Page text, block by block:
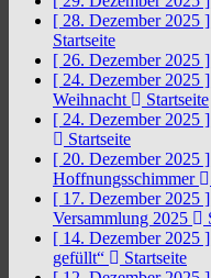
[ 28. Dezember 2025 ]
Startseite
[ 26. Dezember 2025 ]
[ 24. Dezember 2025 ]
Weihnacht
Startseite
[ 24. Dezember 2025 ]
Startseite
[ 20. Dezember 2025 ]
Hoffnungsschimmer
[ 17. Dezember 2025 ]
Versammlung 2025
[ 14. Dezember 2025 ]
gefüllt“
Startseite